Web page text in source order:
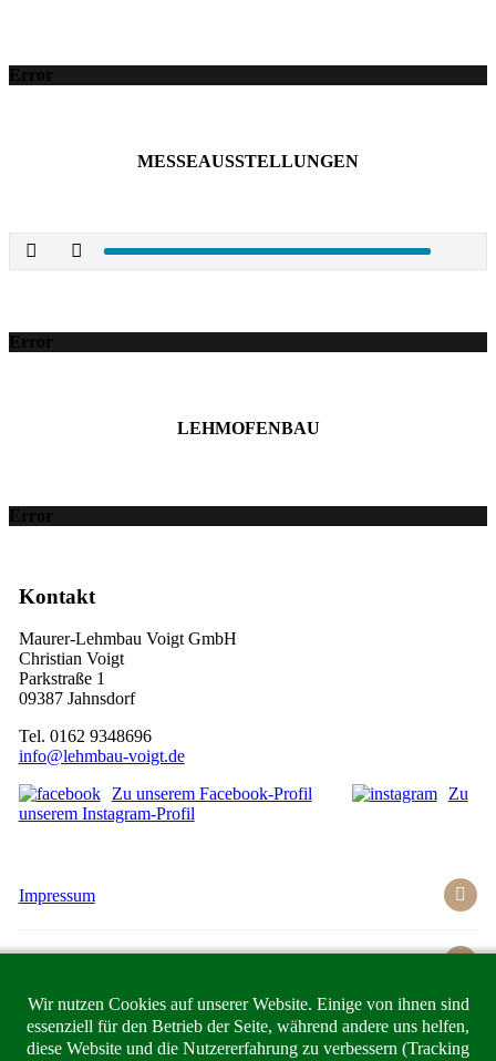
Error
MESSEAUSSTELLUNGEN
Error
LEHMOFENBAU
Error
Kontakt
Maurer-Lehmbau Voigt GmbH
Christian Voigt
Parkstraße 1
09387 Jahnsdorf
Tel. 0162 9348696
info@lehmbau-voigt.de
Zu unserem Facebook-Profil
Zu
unserem Instagram-Profil
Impressum
Wir nutzen Cookies auf unserer Website. Einige von ihnen sind
essenziell für den Betrieb der Seite, während andere uns helfen,
diese Website und die Nutzererfahrung zu verbessern (Tracking